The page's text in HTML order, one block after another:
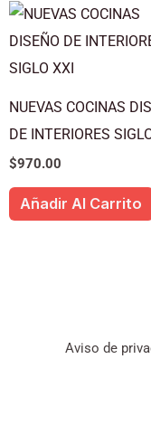
NUEVAS COCINAS
DE INTERIORES
$970.00
Añadir Al Carrito
Aviso de